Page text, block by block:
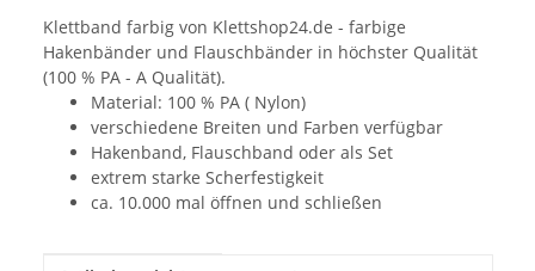
Klettband farbig von Klettshop24.de - farbige
Hakenbänder und Flauschbänder in höchster Qualität
(100 % PA - A Qualität).
Material: 100 % PA ( Nylon)
verschiedene Breiten und Farben verfügbar
Hakenband, Flauschband oder als Set
extrem starke Scherfestigkeit
ca. 10.000 mal öffnen und schließen